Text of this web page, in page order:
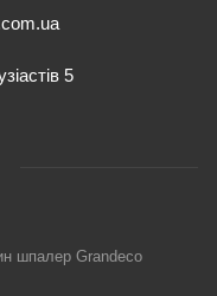
5
шпалер Grandeco